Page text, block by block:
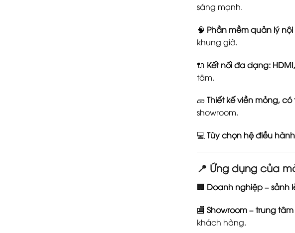
sáng mạnh.
🧠 Phần mềm quản lý nội
khung giờ.
🔌 Kết nối đa dạng: HDMI,
tâm.
🧱 Thiết kế viền mỏng,
showroom.
💻 Tùy chọn hệ điều
📍 Ứng dụng của
🏢 Doanh nghiệp – sảnh
🏬 Showroom – trung
khách hàng.